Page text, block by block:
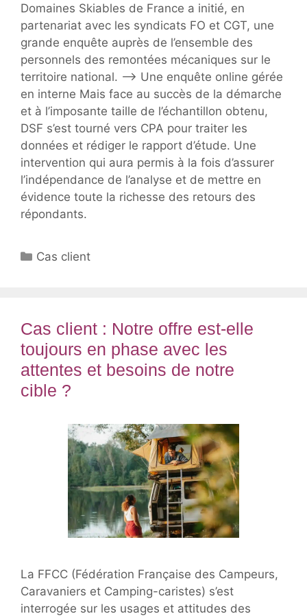
Domaines Skiables de France a initié, en
partenariat avec les syndicats FO et CGT, une
grande enquête auprès de l’ensemble des
personnels des remontées mécaniques sur le
territoire national. –> Une enquête online gérée
en interne Mais face au succès de la démarche
et à l’imposante taille de l’échantillon obtenu,
DSF s’est tourné vers CPA pour traiter les
données et rédiger le rapport d’étude. Une
intervention qui aura permis à la fois d’assurer
l’indépendance de l’analyse et de mettre en
évidence toute la richesse des retours des
répondants.
Catégories
Cas client
Cas client : Notre offre est-elle
toujours en phase avec les
attentes et besoins de notre
cible ?
La FFCC (Fédération Française des Campeurs,
Caravaniers et Camping-caristes) s’est
interrogée sur les usages et attitudes des